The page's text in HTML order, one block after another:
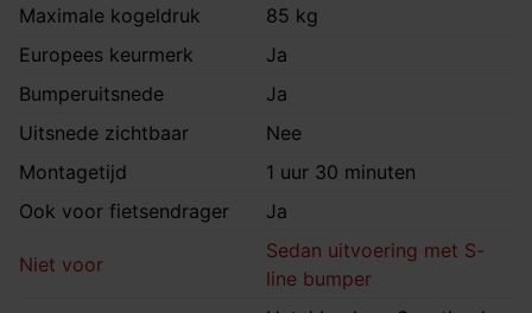
Maximale kogeldruk
85 kg
Europees keurmerk
Ja
Bumperuitsnede
Ja
Uitsnede zichtbaar
Nee
Montagetijd
1 uur 30 minuten
Ook voor fietsendrager
Ja
Niet voor
Sedan uitvoering met S-
line bumper